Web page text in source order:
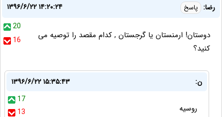
رضا: پاسخ
۱۳۹۶/۶/۲۲ ۱۴:۲۰:۲۴
20
16
دوستان! ارمنستان یا گرجستان , کدام مقصد را توصیه می
کنید؟
ن:
۱۳۹۶/۶/۲۲ ۱۵:۳۵:۴۳
17
13
روسيه